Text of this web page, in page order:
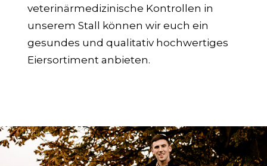
veterinärmedizinische Kontrollen in
unserem Stall können wir euch ein
gesundes und qualitativ hochwertiges
Eiersortiment anbieten.